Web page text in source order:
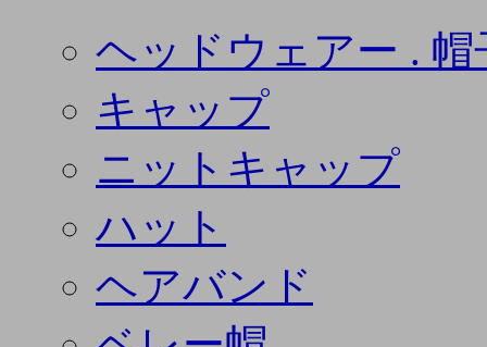
ヘッドウェアー . 帽
キャップ
ニットキャップ
ハット
ヘアバンド